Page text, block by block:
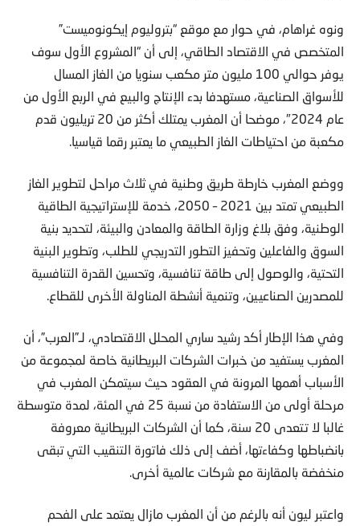
ونوه غراهام، في حوار مع موقع “بتروليوم إيكونوميست”
المتخصص في الاقتصاد الطاقي، إلى أن “المشروع الأول سوف
يوفر حوالي 100 مليون متر مكعب سنويا من الغاز المسال
للأسواق الصناعية، مستهدفا بدء الإنتاج والبيع في الربع الأول من
عام 2024″، موضحا أن المغرب يمتلك أكثر من 20 تريليون قدم
مكعبة من احتياطات الغاز الطبيعي ما يعتبر رقما قياسيا.
ووضع المغرب خارطة طريق وطنية في ثلاث مراحل لتطوير الغاز
الطبيعي تمتد بين 2021 – 2050، خدمة للإستراتيجية الطاقية
الوطنية، وفق بلاغ وزارة الطاقة والمعادن والبيئة، لتحديد بنية
السوق والفاعلين وتحفيز التطور التدريجي للطلب، وتطوير البنية
التحتية، والوصول إلى طاقة تنافسية، وتحسين القدرة التنافسية
للمصدرين الصناعيين، وتنمية أنشطة المناولة الأخرى للقطاع.
وفي هذا الإطار أكد رشيد ساري المحلل الاقتصادي، لـ”العرب”، أن
المغرب يستفيد من خبرات الشركات البريطانية خاصة لمجموعة من
الأسباب أهمها المرونة في العقود حيث سيتمكن المغرب في
مرحلة أولى من الاستفادة من نسبة 25 في المئة، لمدة متوسطة
غالبا لا تتعدى 20 سنة، كما أن الشركات البريطانية معروفة
بانضباطها وكفاءتها، أضف إلى ذلك فاتورة التنقيب التي تبقى
منخفضة بالمقارنة مع شركات عالمية أخرى.
واعتبر ليون أنه بالرغم من أن المغرب مازال يعتمد على الفحم